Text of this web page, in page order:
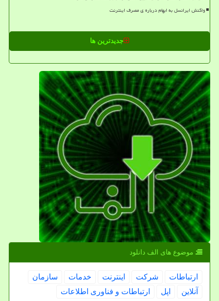
واکنش ایرانسل به ابهام درباره ی مصرف اینترنت
جدیدترین ها
موضوع های الف دانلود
ارتباطات شركت اینترنت خدمات
سازمان
آنلاین
اپل ارتباطات و فناوری اطلاعات